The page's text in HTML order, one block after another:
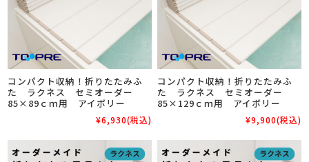
コンパクト収納！折りたたみふ
た ラクネス セミオーダー
85×89ｃｍ用 アイボリー
¥6,930(税込)
コンパクト収納！折りたたみふ
た ラクネス セミオーダー
85×129ｃｍ用 アイボリー
¥9,900(税込)